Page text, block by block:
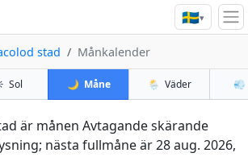
🇸🇪▾
stad Månkalender
Sol 🌙 Måne 🌦️ Väder 💨
är månen Avtagande skärande
nästa fullmåne är 28 aug. 2026,